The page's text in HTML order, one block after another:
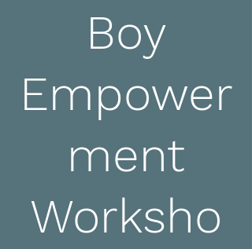
Boy
Empower
ment
Worksho